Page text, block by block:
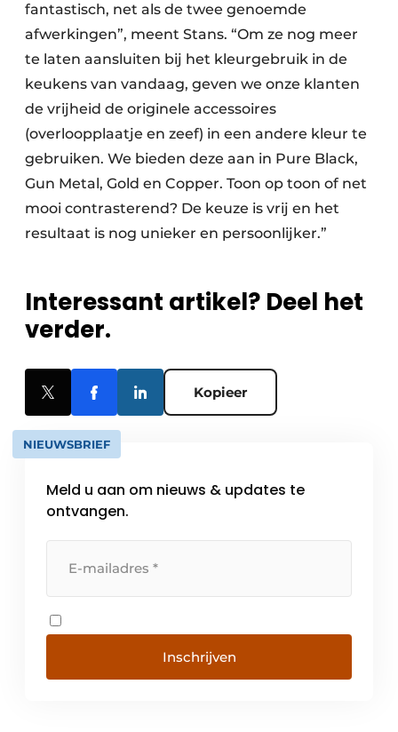
fantastisch, net als de twee genoemde
afwerkingen”, meent Stans. “Om ze nog meer
te laten aansluiten bij het kleurgebruik in de
keukens van vandaag, geven we onze klanten
de vrijheid de originele accessoires
(overloopplaatje en zeef) in een andere kleur te
gebruiken. We bieden deze aan in Pure Black,
Gun Metal, Gold en Copper. Toon op toon of net
mooi contrasterend? De keuze is vrij en het
resultaat is nog unieker en persoonlijker.”
Interessant artikel? Deel het
verder.
Kopieer
NIEUWSBRIEF
Meld u aan om nieuws & updates te
ontvangen.
Inschrijven